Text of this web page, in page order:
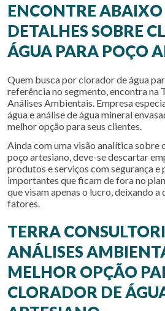
ENCONTRE
DETALHES SOBRE
ÁGUA PARA POÇO
Quem busca porclorador de água
referência no segmento, encontra na
Análises Ambientais. Empresa
água e análise de água mineral
melhor opção para seus clientes.
Ainda com uma visão analítica sobre
poço artesiano, deve-se descartar
produtos e serviços com segurança
importantes que ficam de fora no
que visam apenas o lucro, deixando a
fatores.
TERRA
ANÁLISES
MELHOR OPÇÃO
CLORADOR DE